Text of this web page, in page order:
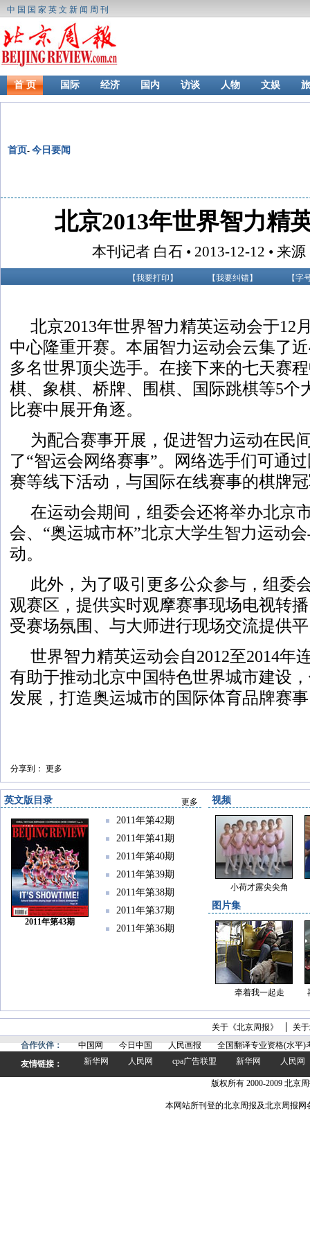
中国国家英文新闻周刊
首 页 国际 经济 国内 访谈 人物 文娱
首页- 今日要闻
北京2013年世界智力精
本刊记者 白石 • 2013-12-12 • 来
【我要打印 】 【我要纠错】 【字
北京2013年世界智力精英运动会于12
中心隆重开赛。本届智力运动会云集了
多名世界顶尖选手。在接下来的七天赛
棋、象棋、桥牌、围棋、国际跳棋等5个
比赛中展开角逐。
为配合赛事开展，促进智力运动在民
了“智运会网络赛事”。网络选手们可通
赛等线下活动，与国际在线赛事的棋牌
在运动会期间，组委会还将举办北京
会、“奥运城市杯”北京大学生智力运动
动。
此外，为了吸引更多公众参与，组委
观赛区，提供实时观摩赛事现场电视转
受赛场氛围、与大师进行现场交流提供
世界智力精英运动会自2012至2014年
有助于推动北京中国特色世界城市建设
发展，打造奥运城市的国际体育品牌赛
分享到： 更多
英文版目录 更多
2011年第43期
2011年第42期
2011年第41期
2011年第40期
2011年第39期
2011年第38期
2011年第37期
2011年第36期
视频
小荷才露尖尖角
图片集
牵着我一起走
关于《北京周报》
关
合作伙伴：
中国网 今日中国 人民画报
全国翻译专业资格(水平)
友情链接：
新华网 人民网 cpa广告联盟 新华网 人民网
版权所有 2000-2009 北京
本网站所刊登的北京周报及北京周报